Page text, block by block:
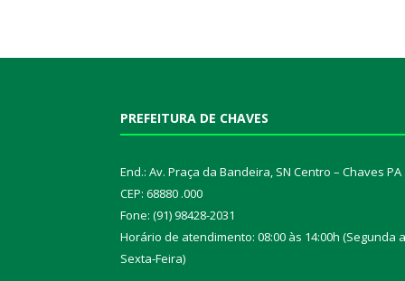
PREFEITURA DE CHAVES
End.: Av. Praça da Bandeira, SN Centro – Chaves PA
CEP: 68880 .000
Fone: (91) 98428-2031
Horário de atendimento: 08:00 às 14:00h (Segunda a
Sexta-Feira)